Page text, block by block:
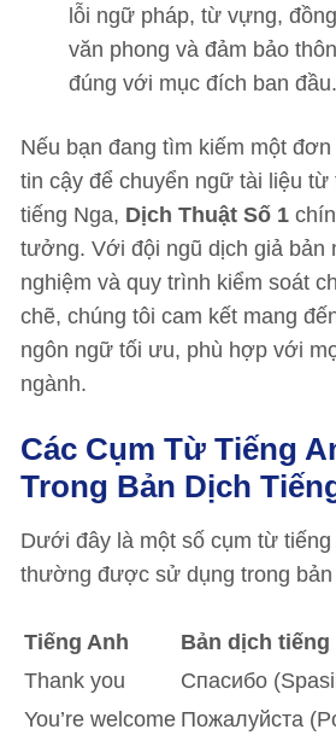
lỗi ngữ pháp, từ vựng,
văn phong và đảm bảo
đúng với mục đích ban đầu.
Nếu bạn đang tìm kiếm một
tin cậy để chuyển ngữ tài liệu từ
tiếng Nga, Dịch Thuật Số 1
tưởng. Với đội ngũ dịch giả bản
nghiệm và quy trình kiểm soát
chẽ, chúng tôi cam kết mang
ngôn ngữ tối ưu, phù hợp với
ngành.
Các Cụm Từ Tiếng
Trong Bản Dịch
Dưới đây là một số cụm từ tiếng
thường được sử dụng trong bản
Tiếng Anh
Bản dịch tiếng
Thank you
Спасибо
You’re welcome Пожалуйста